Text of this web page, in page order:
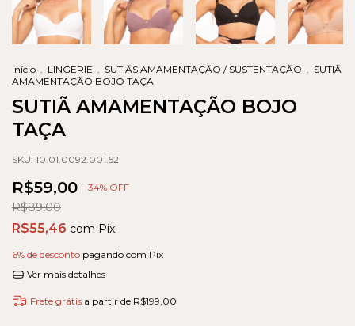
Início . LINGERIE . SUTIÃS AMAMENTAÇÃO / SUSTENTAÇÃO . SUTIÃ
AMAMENTAÇÃO BOJO TAÇA
SUTIÃ AMAMENTAÇÃO BOJO
TAÇA
SKU: 10.01.0092.001.52
R$59,00 -34% OFF
R$89,00
R$55,46 com Pix
6% de desconto pagando com Pix
Ver mais detalhes
Frete grátis a partir de R$199,00